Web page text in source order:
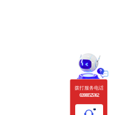
拨打服务电话
020 88525362